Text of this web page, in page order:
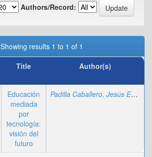
Authors/Record:
Showing results 1 to 1 of 1
Title Author(s)
Educación
mediada
por
tecnología:
visión del
futuro
Padilla Caballero, Jesús Emilio Agustín